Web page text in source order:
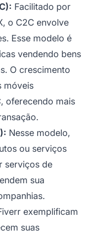
Facilitado por
o C2C envolve
Esse modelo é
vendendo bens
O crescimento
móveis
oferecendo mais
Nesse modelo,
ou serviços
serviços de
sua
exemplificam
suas